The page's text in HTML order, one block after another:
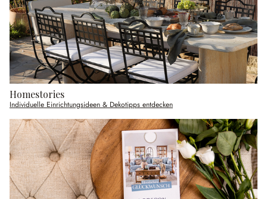
Homestories
Individuelle Einrichtungsideen & Dekotipps entdecken